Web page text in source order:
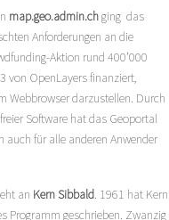
map.geo.admin.chging das
Anforderungen an die
Aktion rund 400’000
von OpenLayers finanziert,
Webbrowser darzustellen. Durch
Software hat das Geoportal
auch für alle anderen Anwender
an Kern Sibbald. 1961 hat Kern
Programm geschrieben. Zwanzig